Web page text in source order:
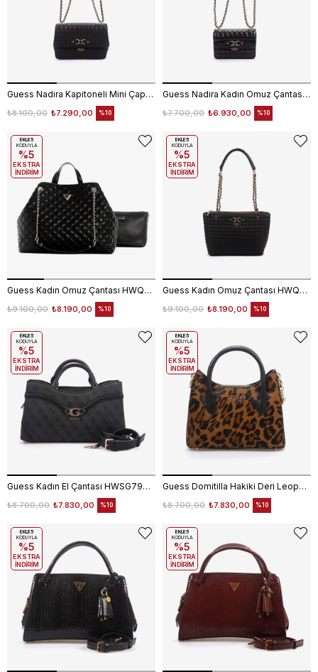
Guess Nadira Kapitoneli Mini Çapraz Çanta HWQG8424210
₺7.290,00
₺8.100,00 %10
Guess Nadira Kadın Omuz Çantası HWQT8424780
₺6.930,00
₺7.700,00 %10
Guess Kadın Omuz Çantası HWQG9673290
₺8.190,00
₺9.100,00 %10
EKLE5
KODUYLA
%5
EKSTRA
İNDİRİM
Guess Kadın Omuz Çantası HWQG8424220
₺8.190,00
₺9.100,00 %10
EKLE5
KODUYLA
%5
EKSTRA
İNDİRİM
Guess Kadın El Çantası HWSG7993060
₺7.830,00
₺8.700,00 %10
EKLE5
KODUYLA
%5
EKSTRA
İNDİRİM
Guess Domitilla Hakiki Deri Leopar Desenli Kadın El Çantası
₺7.830,00
₺8.700,00 %10
EKLE5
KODUYLA
%5
EKSTRA
İNDİRİM
EKLE5
KODUYLA
%5
EKSTRA
İNDİRİM
EKLE5
KODUYLA
%5
EKSTRA
İNDİRİM